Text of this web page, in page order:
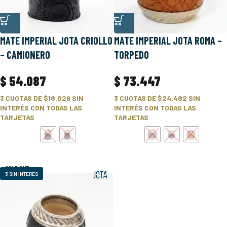
MATE IMPERIAL JOTA CRIOLLO
– CAMIONERO
$ 54.087
3 CUOTAS DE $18.029 SIN
INTERÉS CON TODAS LAS
TARJETAS
MATE IMPERIAL JOTA ROMA –
TORPEDO
$ 73.447
3 CUOTAS DE $24.482 SIN
INTERÉS CON TODAS LAS
TARJETAS
SOLD OUT
3 SÍN INTERES